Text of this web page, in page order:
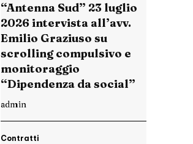
“Antenna Sud” 23 luglio
2026 intervista all’avv.
Emilio Graziuso su
scrolling compulsivo e
monitoraggio
“Dipendenza da social”
admin
Contratti